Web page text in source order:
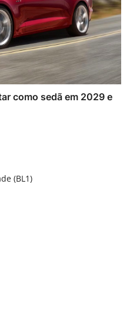
como sedã em 2029 e
(BL1)